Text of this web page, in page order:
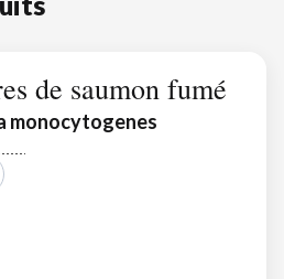
de saumon fumé
monocytogenes